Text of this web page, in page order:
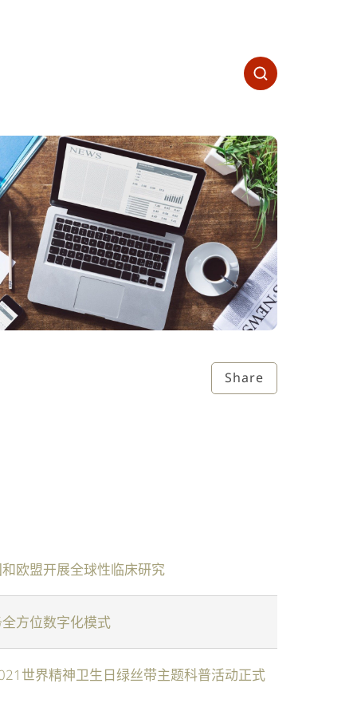
Share
欧盟开展全球性临床研究
方位数字化模式
世界精神卫生日绿丝带主题科普活动正式